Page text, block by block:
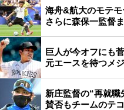
海舟&航大のモテ
さらに森保一監督
巨人が今オフにも
元エースを待つメ
新庄監督の“再就職
賛否もチームのテ